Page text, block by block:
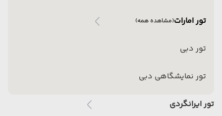
تور امارات(مشاهده همه)
تور دبی
تور نمایشگاهی دبی
تور ایرانگردی